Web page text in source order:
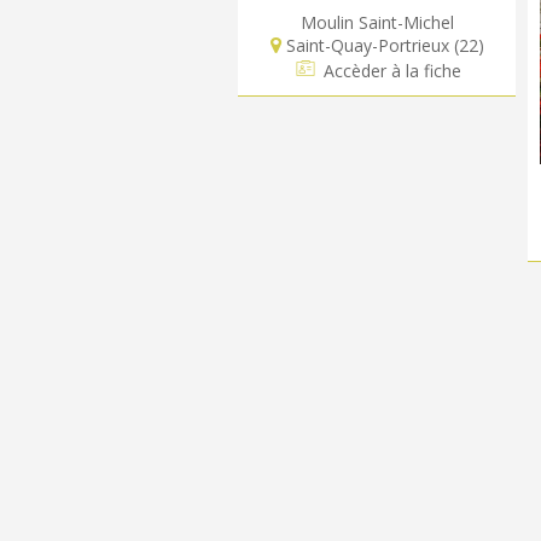
Moulin Saint-Michel
Saint-Quay-Portrieux (22)
Accèder à la fiche